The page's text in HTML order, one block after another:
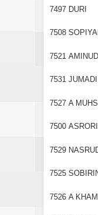
7497 DURI
7508
7521
7531 JUMADI
7527 A
7500 ASRORI
7529
7525
7526 A